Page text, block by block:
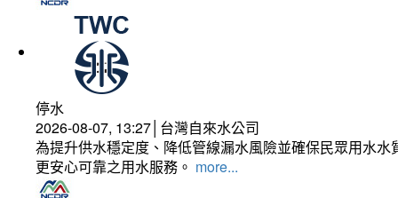
停水
2026-08-07, 13:27│台灣自來水公司
為提升供水穩定度、降低管線漏水風險並確保民眾用水
更安心可靠之用水服務。 more...